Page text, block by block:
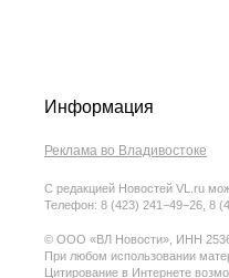
Информация
Реклама во Владивостоке
С редакцией Новостей VL.ru
Телефон: 8 (423) 241−49−26, 8
© ООО «ВЛ Новости», ИНН
При любом использовании
Цитирование в Интернете